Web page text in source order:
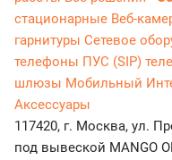
стационарные Веб-
гарнитуры Сетевое
телефоны ПУС (SIP)
шлюзы Мобильный
Аксессуары
117420, г. Москва, ул.
под вывеской MANGO